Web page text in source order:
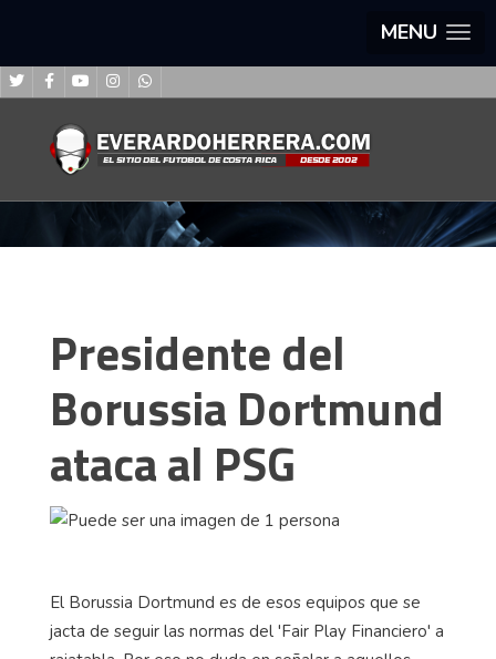
MENU
Presidente del
Borussia Dortmund
ataca al PSG
El Borussia Dortmund es de esos equipos que se
jacta de seguir las normas del 'Fair Play Financiero' a